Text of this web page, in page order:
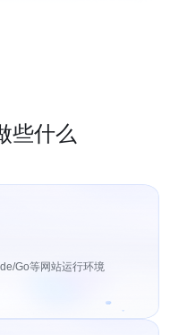
些什么
Go等网站运行环境